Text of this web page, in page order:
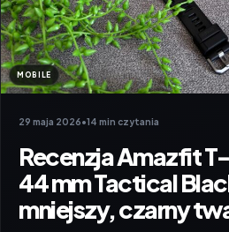
MOBILE
29 maja 2026•14 min czytania
Recenzja Amazfit
44 mm Tactical
mniejszy, czarny